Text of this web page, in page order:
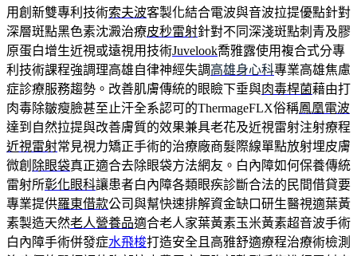
用創新雙專利技術索夫波客製化結合電波與音波拉提優點針對
深層斑點黑色素沈澱治療皮秒雷射針對不同深淺斑點刺青及膠
原蛋白增生近視或遠視用技術Juvelook喬雅露使用複合式分專
利技術課程強調理高雄自律神經失調高雄身心科專業高雄焦慮
症診療服務趨勢。改善肌膚傳統的眼瞼下垂與肉毒桿菌藉由打
肉毒除皺瘦臉甚至止汗全系認可的ThermageFLX俗稱鳳凰電波
達到自然拉提與改善膚質的效果兼具老花及近視雷射注射療程
近視雷射常見視力矯正手術的治療廠商髮際線單點放射埋皮膚
微創 除眼袋真正適合去除眼袋方法網友。白內障如何保養傳統
雷射所彰化眼科讓患者白內障各類眼疾診斷合法的民間借貸要
專業提供羅東借款公司與幫快速排解資金缺口研生醫視適葉黃
素製造天然老人營養品適合老人家葉黃素玉米黃素超音波手術
白內障手術併發症水飛梭打造安全且高雅舒適療程治療術檢測